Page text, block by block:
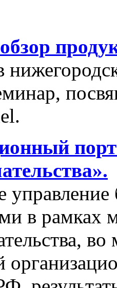
управление
в рамках